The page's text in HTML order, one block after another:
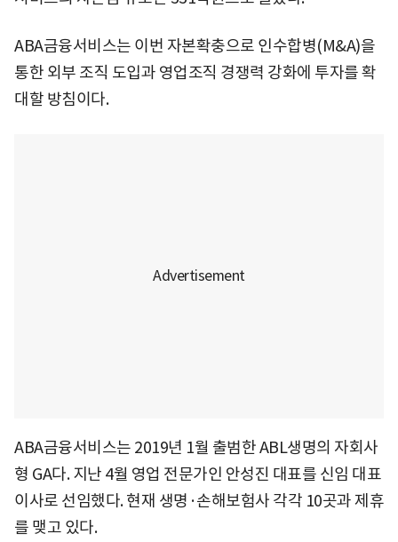
ABA금융서비스는 이번 자본확충으로 인수합병(M&A)을
통한 외부 조직 도입과 영업조직 경쟁력 강화에 투자를 확
대할 방침이다.
ABA금융서비스는 2019년 1월 출범한 ABL생명의 자회사
형 GA다. 지난 4월 영업 전문가인 안성진 대표를 신임 대표
이사로 선임했다. 현재 생명·손해보험사 각각 10곳과 제휴
를 맺고 있다.